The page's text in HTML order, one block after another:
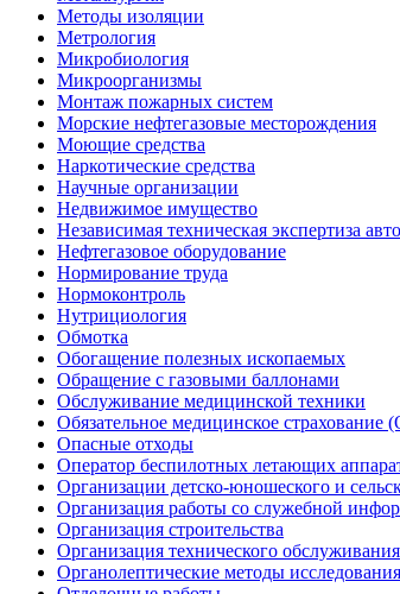
Методы изоляции
Метрология
Микробиология
Микроорганизмы
Монтаж пожарных систем
Морские нефтегазовые месторождения
Моющие средства
Наркотические средства
Научные организации
Недвижимое имущество
Независимая техническая экспертиза
Нефтегазовое оборудование
Нормирование труда
Нормоконтроль
Нутрициология
Обмотка
Обогащение полезных ископаемых
Обращение с газовыми баллонами
Обслуживание медицинской техники
Обязательное медицинское
Опасные отходы
Оператор беспилотных летающих
Организации детско-юношеского и
Организация работы со служебной
Организация строительства
Организация технического обслуживания
Органолептические методы исследования